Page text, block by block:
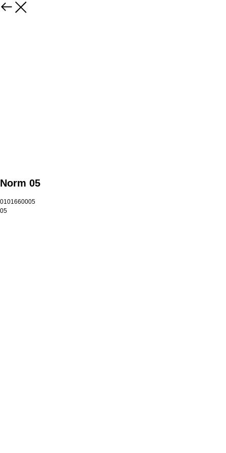
Norm 05
0101660005
05